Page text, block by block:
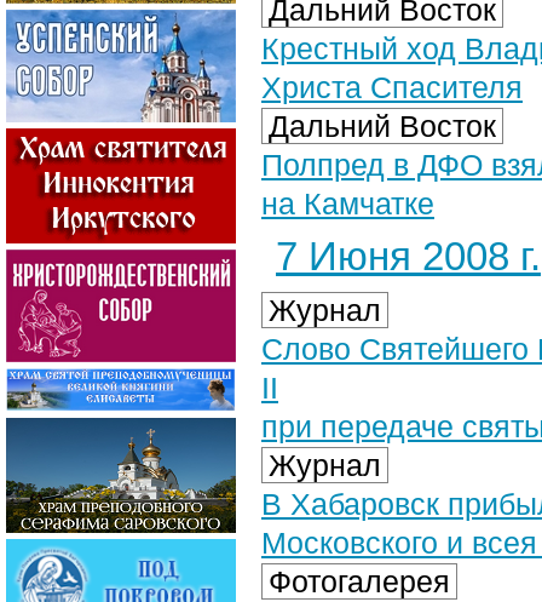
Дальний Восток
Крестный ход
Христа Спасителя
Дальний Восток
Полпред в ДФО
на Камчатке
7 Июня 2008 г.
Журнал
Слово Святейшего
II
при передаче
Журнал
В Хабаровск
Московского и
Фотогалерея